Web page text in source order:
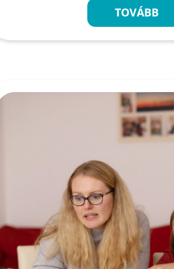
TOVÁBB